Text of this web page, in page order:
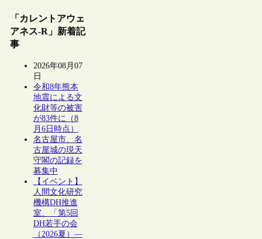
「カレントアウェ
アネス-R」新着記
事
2026年08月07
日
令和8年熊本
地震による文
化財等の被害
が83件に（8
月6日時点）
名古屋市、名
古屋城の現天
守閣の記録を
募集中
【イベント】
人間文化研究
機構DH推進
室、「第5回
DH若手の会
（2026夏）―